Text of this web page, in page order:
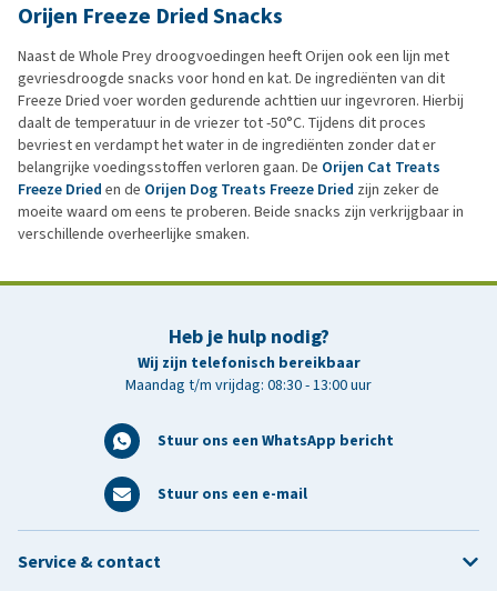
Orijen Freeze Dried Snacks
Naast de Whole Prey droogvoedingen heeft Orijen ook een lijn met
gevriesdroogde snacks voor hond en kat. De ingrediënten van dit
Freeze Dried voer worden gedurende achttien uur ingevroren. Hierbij
daalt de temperatuur in de vriezer tot -50°C. Tijdens dit proces
bevriest en verdampt het water in de ingrediënten zonder dat er
belangrijke voedingsstoffen verloren gaan. De Orijen Cat Treats
Freeze Dried en de Orijen Dog Treats Freeze Dried zijn zeker de
moeite waard om eens te proberen. Beide snacks zijn verkrijgbaar in
verschillende overheerlijke smaken.
Heb je hulp nodig?
Wij zijn telefonisch bereikbaar
Maandag t/m vrijdag: 08:30 - 13:00 uur
Stuur ons een WhatsApp bericht
Stuur ons een e-mail
Service & contact